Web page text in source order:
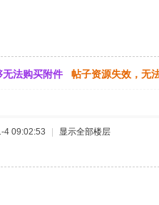
无法购买附件 帖子资源失效，无
4 09:02:53 显示全部楼层